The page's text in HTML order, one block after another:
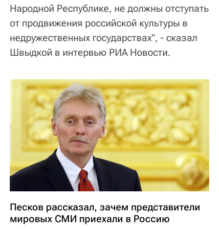
Народной Республике, не должны отступать
от продвижения российской культуры в
недружественных государствах", - сказал
Швыдкой в интервью РИА Новости.
Песков рассказал, зачем представители
мировых СМИ приехали в Россию